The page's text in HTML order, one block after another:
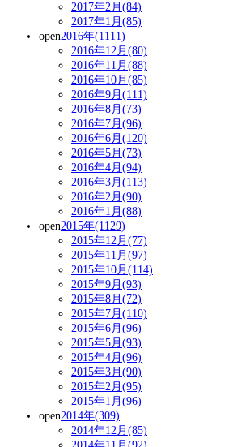
2017年2月(84)
2017年1月(85)
open2016年(1111)
2016年12月(80)
2016年11月(88)
2016年10月(85)
2016年9月(111)
2016年8月(73)
2016年7月(96)
2016年6月(120)
2016年5月(73)
2016年4月(94)
2016年3月(113)
2016年2月(90)
2016年1月(88)
open2015年(1129)
2015年12月(77)
2015年11月(97)
2015年10月(114)
2015年9月(93)
2015年8月(72)
2015年7月(110)
2015年6月(96)
2015年5月(93)
2015年4月(96)
2015年3月(90)
2015年2月(95)
2015年1月(96)
open2014年(309)
2014年12月(85)